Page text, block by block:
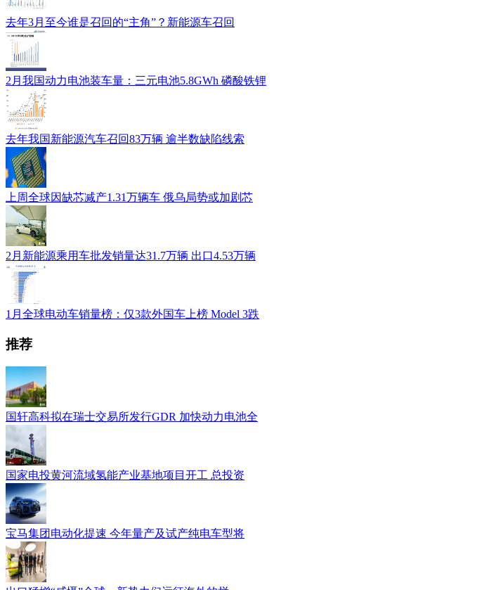
去年3月至今谁是召回的“主角”？新能源车召回
2月我国动力电池装车量：三元电池5.8GWh 磷酸铁锂
去年我国新能源汽车召回83万辆 逾半数缺陷线索
上周全球因缺芯减产1.31万辆车 俄乌局势或加剧芯
2月新能源乘用车批发销量达31.7万辆 出口4.53万辆
1月全球电动车销量榜：仅3款外国车上榜 Model 3跌
推荐
国轩高科拟在瑞士交易所发行GDR 加快动力电池全
国家电投黄河流域氢能产业基地项目开工 总投资
宝马集团电动化提速 今年量产及试产纯电车型将